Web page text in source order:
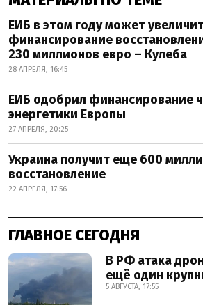
ЕИБ в этом году может
финансирование
230 миллионов евро – Кулеба
28 АПРЕЛЯ, 16:45
ЕИБ одобрил финансирование
энергетики Европы
27 АПРЕЛЯ, 20:25
Украина получит еще 600
восстановление
22 АПРЕЛЯ, 17:56
ГЛАВНОЕ СЕГОДНЯ
В РФ атака
ещё один
5 АВГУСТА, 17:55